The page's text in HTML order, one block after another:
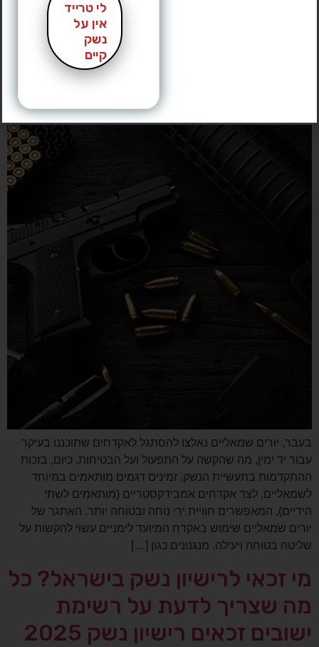
הבטיחות וההתאמה לצרכים האישיים שלכם. למה דווקא אקדח
קטן? נכון שאקדחים גדולים לרוב יציבים יותר וקל לפגוע איתם
במטרה, אך המשקל והגודל שלהם עלולים להפוך את הנשיאה […]
אקדחים לשמאליים: אילו
פתרונות קיימים?
בעבר, יורים שמאליים נאלצו להסתגל לאקדחים שתוכננו בעיקר
עבור יד ימין, מה שהקשה על התפעול ועל הבטיחות. כיום, בזכות
ההתקדמות בתעשיית הנשק, זמינים דגמים מותאמים במיוחד
לשמאליים, לצד אקדחים אמבידקסטריים (מותאמים לשתי
הידיים), המאפשרים חוויית ירי נוחה ובטוחה יותר. האתגר של
יורים שמאליים שימוש באקדח המיועד לימניים עשוי להקשות על
שליטה בטוחה ויעילה. מנגנונים כגון […]
מי זכאי לרישיון נשק בישראל? כל
מה שצריך לדעת על רשימת
ישובים זכאים רישיון נשק 2025
לי טרייד
אין על
נשק
קיים